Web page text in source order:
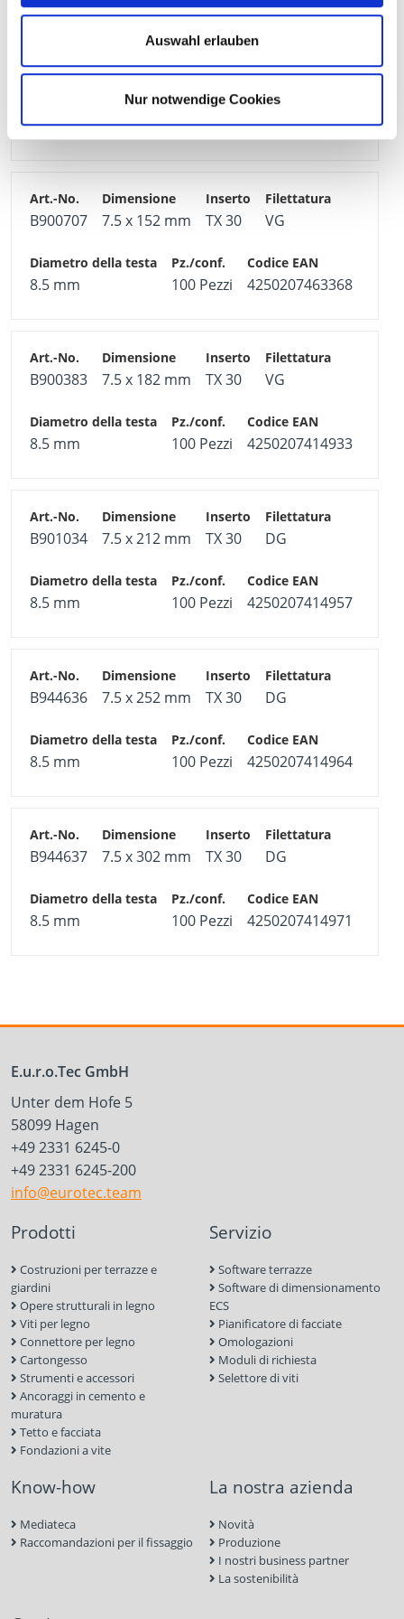
Auswahl erlauben
Nur notwendige Cookies
B900025 7.5 x 132 mm TX 30 VG
8.5 mm 100 Pezzi 4250207414896
B900707 7.5 x 152 mm TX 30 VG
8.5 mm 100 Pezzi 4250207463368
B900383 7.5 x 182 mm TX 30 VG
8.5 mm 100 Pezzi 4250207414933
B901034 7.5 x 212 mm TX 30 DG
8.5 mm 100 Pezzi 4250207414957
B944636 7.5 x 252 mm TX 30 DG
8.5 mm 100 Pezzi 4250207414964
B944637 7.5 x 302 mm TX 30 DG
8.5 mm 100 Pezzi 4250207414971
E.u.r.o.Tec GmbH
Unter dem Hofe 5
58099 Hagen
+49 2331 6245-0
+49 2331 6245-200
info@eurotec.team
Prodotti
Costruzioni per terrazze e
giardini
Opere strutturali in legno
Viti per legno
Connettore per legno
Cartongesso
Strumenti e accessori
Ancoraggi in cemento e
muratura
Tetto e facciata
Fondazioni a vite
Servizio
Software terrazze
Software di dimensionamento
ECS
Pianificatore di facciate
Omologazioni
Moduli di richiesta
Selettore di viti
Know-how
Mediateca
Raccomandazioni per il fissaggio
La nostra azienda
Novità
Produzione
I nostri business partner
La sostenibilità